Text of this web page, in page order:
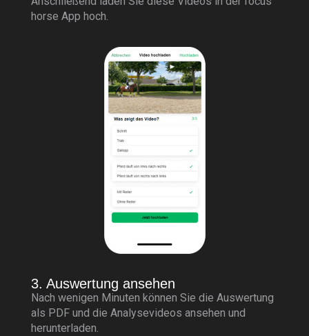
horse App hoch.
3. Auswertung ansehen
Nach wenigen Minuten können Sie die Auswertung
als PDF und die Analysevideos ansehen und
herunterladen.